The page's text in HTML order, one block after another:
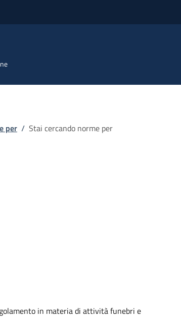
per / Stai cercando norme per
in materia di attività funebri e